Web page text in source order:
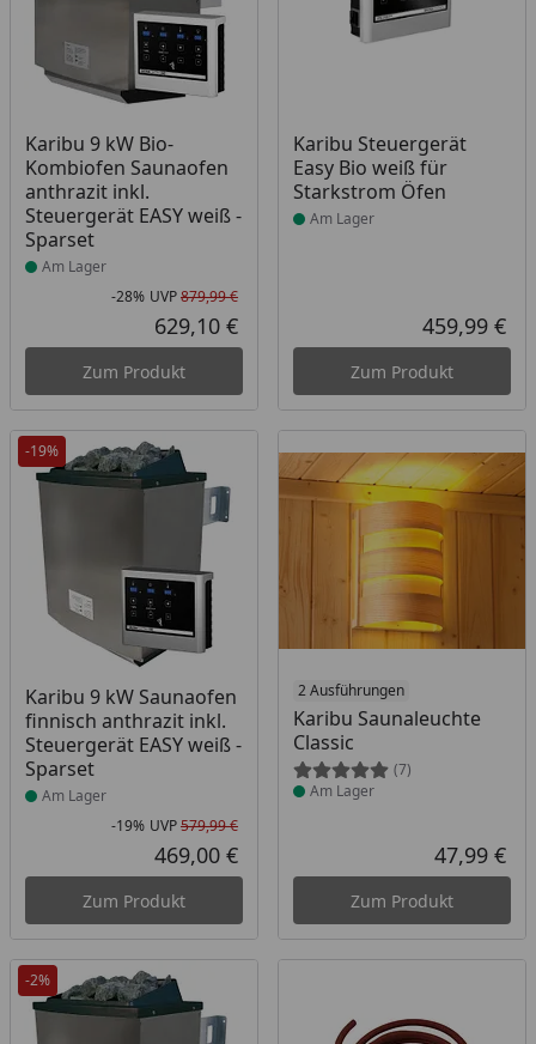
Karibu 9 kW Bio-
Kombiofen Saunaofen
anthrazit inkl.
Steuergerät EASY weiß -
Sparset
Produkt am Lager
Am Lager
Rabatt in Prozent
-28%
Ursprünglicher Preis
UVP879,99 €
Aktueller Preis
629,10 €
Zum Produkt
Karibu Steuergerät
Easy Bio weiß für
Starkstrom Öfen
Produkt am Lager
Am Lager
459,99 €
Zum Produkt
-19%
Karibu 9 kW Saunaofen
finnisch anthrazit inkl.
Steuergerät EASY weiß -
Sparset
Produkt am Lager
Am Lager
Rabatt in Prozent
-19%
Ursprünglicher Preis
UVP579,99 €
Aktueller Preis
469,00 €
Zum Produkt
2 Ausführungen
Karibu Saunaleuchte
Classic
(7)
Produkt am Lager
Am Lager
47,99 €
Zum Produkt
-2%